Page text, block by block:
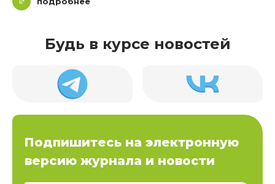
Будь в курсе новостей
Подпишитесь на электронную
версию журнала и новости